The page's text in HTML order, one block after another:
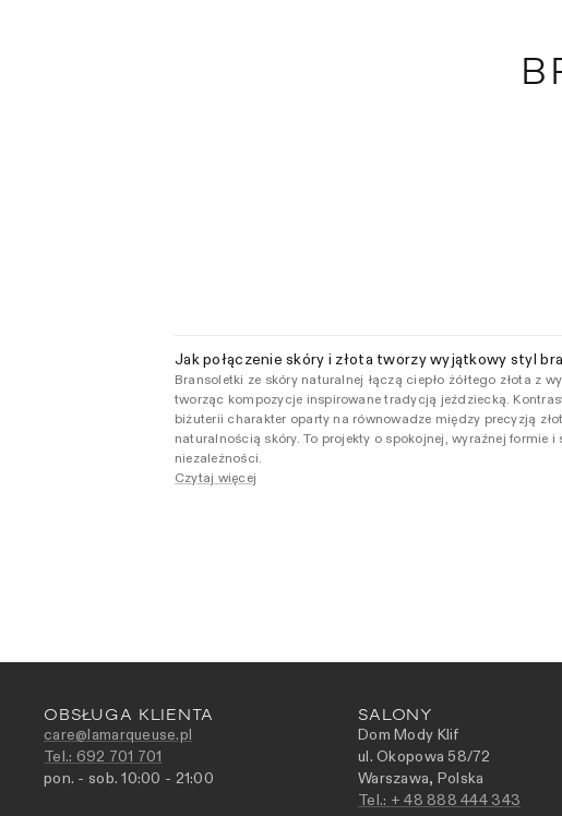
Jak połączenie skóry i złota tworzy wyjątkowy styl
Bransoletki ze skóry naturalnej łączą ciepło żółtego złota z
tworząc kompozycje inspirowane tradycją jeździecką.
biżuterii charakter oparty na równowadze między precyzją
naturalnością skóry. To projekty o spokojnej, wyraźnej formie
niezależności.
Czytaj więcej
OBSŁUGA KLIENTA
care@lamarqueuse.pl
Tel.: 692 701 701
pon. - sob. 10:00 - 21:00
SALONY
Dom Mody Klif
ul. Okopowa 58/72
Warszawa, Polska
Tel.: + 48 888 444 343